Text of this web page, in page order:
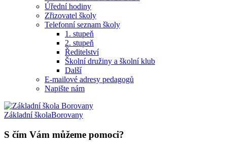
Úřední hodiny
Zřizovatel školy
Telefonní seznam školy
1. stupeň
2. stupeň
Ředitelství
Školní družiny a školní klub
Další
E-mailové adresy pedagogů
Napište nám
Základní školaBorovany
S čím Vám můžeme pomoci?